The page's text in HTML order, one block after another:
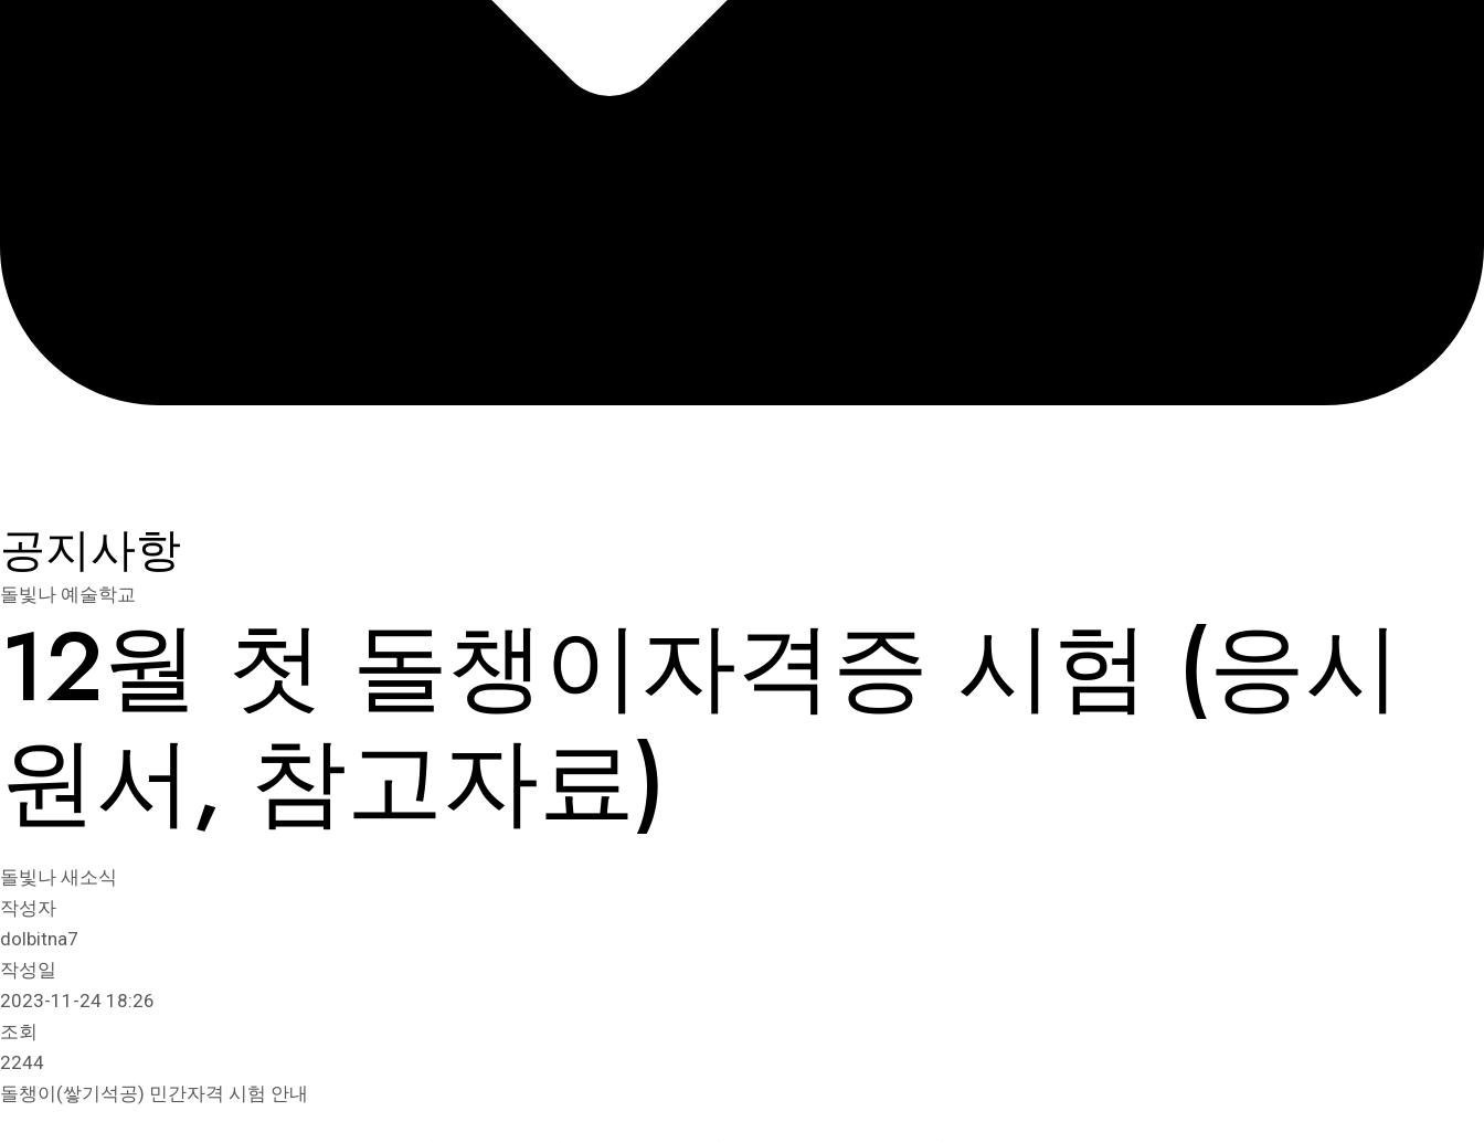
공지사항
돌빛나 예술학교
12월 첫 돌챙이자격증 시험 (응시
원서, 참고자료)
돌빛나 새소식
작성자
dolbitna7
작성일
2023-11-24 18:26
조회
2244
돌챙이(쌓기석공) 민간자격 시험 안내